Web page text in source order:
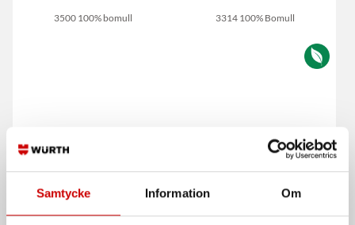
Samtycke Information Om
3500 100% bomull 3314 100% Bomull
Tröja 3335
3335 55% Bomull, 45% Polyester
Insexskruv MC6S FZB